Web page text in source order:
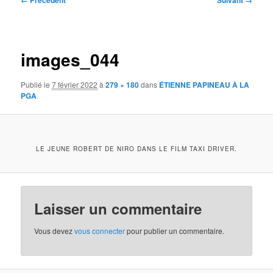
images_044
Publié le7 février 2022 à279 × 180dans ÉTIENNE PAPINEAU À LA
PGA
LE JEUNE ROBERT DE NIRO DANS LE FILM TAXI DRIVER.
Laisser un commentaire
Vous devezvous connecterpour publier un commentaire.